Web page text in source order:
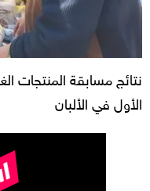
نتائج مسابقة المنتجات
الأول في الألبان